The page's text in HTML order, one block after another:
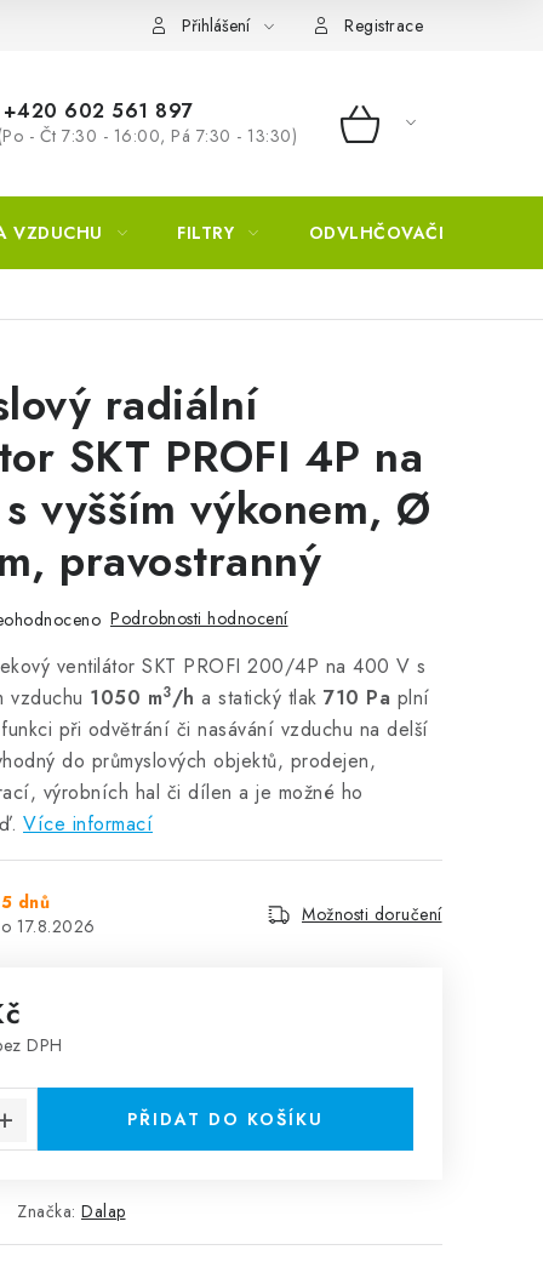
Přihlášení Registrace
602 561 897
- Čt 7:30 - 16:00, Pá 7:30 - 13:30) NÁKUPNÍ
VZDUCHU FILTRY ODVLHČOVAČE
radiální
SKT PROFI 4P na
vyšším výkonem, Ø
pravostranný
Podrobnosti hodnocení
ventilátor SKT PROFI 200/4P na 400 V s
vzduchu 1050 m3/h a statický tlak 710 Pa plní
při odvětrání či nasávání vzduchu na delší
do průmyslových objektů, prodejen,
výrobních hal či dílen a je možné ho
Více informací
dnů
17.8.2026
Možnosti doručení
DPH
PŘIDAT DO KOŠÍKU
Značka: Dalap